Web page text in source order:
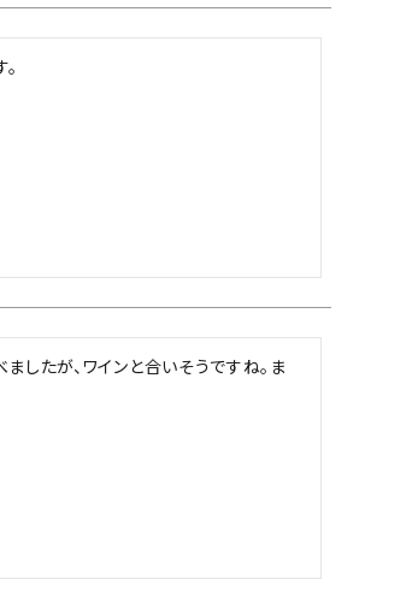
したが、ワインと合いそうですね。ま